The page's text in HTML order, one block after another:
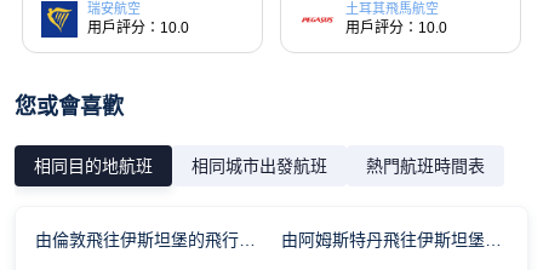
瑞安航空
用戶評分：10.0
土耳其飛馬航空
用戶評分：10.0
您或會喜歡
相同目的地航班 相同城市出發航班 熱門航班時間表